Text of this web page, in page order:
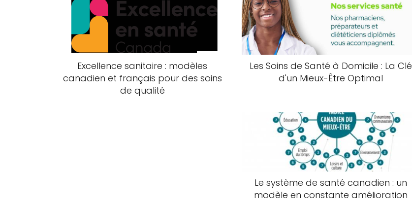
Excellence sanitaire : modèles
canadien et français pour des soins
de qualité
Les Soins de Santé à Domicile : La Clé
d'un Mieux-Être Optimal
Le système de santé canadien : un
modèle en constante amélioration